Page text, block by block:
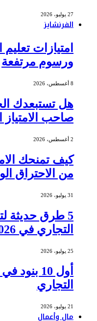
27 يوليو، 2026
الفرنشايز
امتيازات
ورسوم مرتفعة
8 أغسطس، 2026
هل تستبعدك
صاحب الامتياز
2 أغسطس، 2026
كيف تمنحك
من الاحتراق
31 يوليو، 2026
5 طرق حديثة
التجاري في 2026
25 يوليو، 2026
أول 10
التجاري
21 يوليو، 2026
مال وأعمال